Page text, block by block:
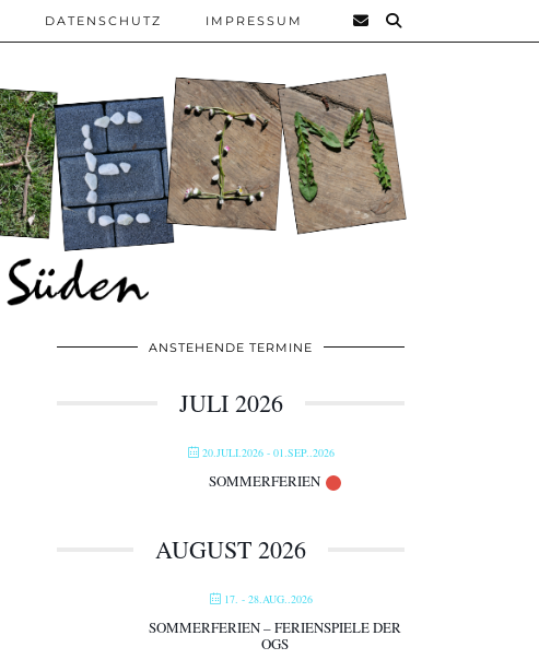
DATENSCHUTZ IMPRESSUM
ANSTEHENDE TERMINE
JULI 2026
20.JULI.2026 - 01.SEP..2026
SOMMERFERIEN
AUGUST 2026
17. - 28.AUG..2026
SOMMERFERIEN – FERIENSPIELE DER
OGS